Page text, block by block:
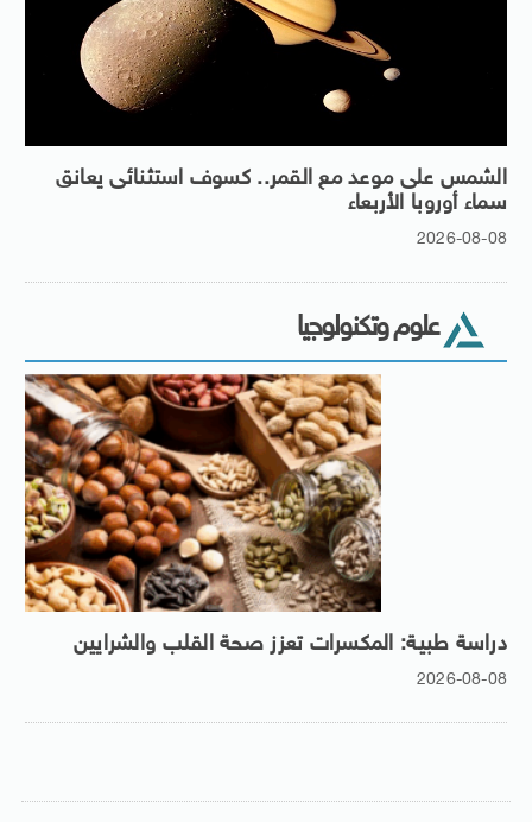
الشمس على موعد مع القمر.. كسوف استثنائى يعانق
سماء أوروبا الأربعاء
2026-08-08
علوم وتكنولوجيا
دراسة طبية: المكسرات تعزز صحة القلب والشرايين
2026-08-08